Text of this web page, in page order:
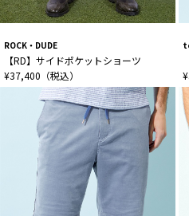
ROCK・DUDE
【RD】サイドポケットショーツ
¥37,400（税込）